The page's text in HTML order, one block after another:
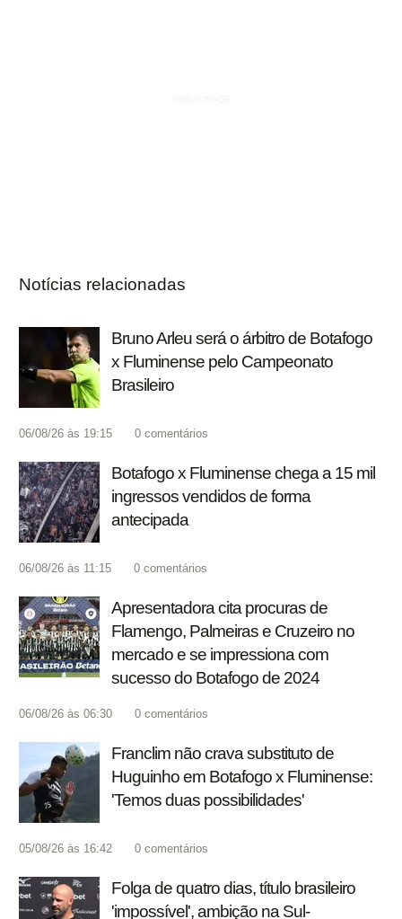
Notícias relacionadas
Bruno Arleu será o árbitro de Botafogo
x Fluminense pelo Campeonato
Brasileiro
06/08/26 às 19:15 0 comentários
Botafogo x Fluminense chega a 15 mil
ingressos vendidos de forma
antecipada
06/08/26 às 11:15 0 comentários
Apresentadora cita procuras de
Flamengo, Palmeiras e Cruzeiro no
mercado e se impressiona com
sucesso do Botafogo de 2024
06/08/26 às 06:30 0 comentários
Franclim não crava substituto de
Huguinho em Botafogo x Fluminense:
'Temos duas possibilidades'
05/08/26 às 16:42 0 comentários
Folga de quatro dias, título brasileiro
'impossível', ambição na Sul-